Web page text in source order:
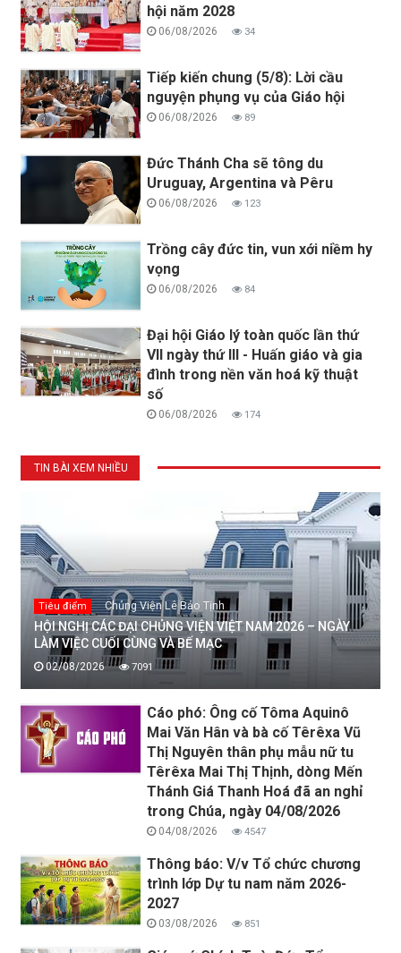
hội năm 2028
06/08/2026 34
Tiếp kiến chung (5/8): Lời cầu
nguyện phụng vụ của Giáo hội
06/08/2026 89
Đức Thánh Cha sẽ tông du
Uruguay, Argentina và Pêru
06/08/2026 123
Trồng cây đức tin, vun xới niềm hy
vọng
06/08/2026 84
Đại hội Giáo lý toàn quốc lần thứ
VII ngày thứ III - Huấn giáo và gia
đình trong nền văn hoá kỹ thuật
số
06/08/2026 174
TIN BÀI XEM NHIỀU
Tiêu điểm Chủng Viện Lê Bảo Tịnh
HỘI NGHỊ CÁC ĐẠI CHỦNG VIỆN VIỆT NAM 2026 – NGÀY
LÀM VIỆC CUỐI CÙNG VÀ BẾ MẠC
02/08/2026 7091
Cáo phó: Ông cố Tôma Aquinô
Mai Văn Hân và bà cố Têrêxa Vũ
Thị Nguyên thân phụ mẫu nữ tu
Têrêxa Mai Thị Thịnh, dòng Mến
Thánh Giá Thanh Hoá đã an nghỉ
trong Chúa, ngày 04/08/2026
04/08/2026 4547
Thông báo: V/v Tổ chức chương
trình lớp Dự tu nam năm 2026-
2027
03/08/2026 851